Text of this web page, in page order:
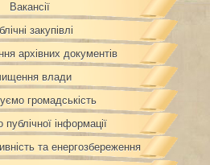
Вакансії
закупівлі
архівних документів
влади
громадськість
інформації
та енергозбереження